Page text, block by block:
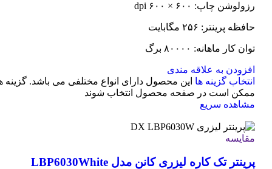
رزولوشن چاپ: ۶۰۰ × ۶۰۰ dpi
حافظه پرینتر: ۲۵۶ مگابایت
توان کار ماهانه: ۸۰۰۰۰ برگ
افزودن به علاقه مندی
انتخاب گزینه ها این محصول دارای انواع مختلفی می باشد. گزینه
ممکن است در صفحه محصول انتخاب شوند
مشاهده سریع
مقایسه
پرینتر تک کاره لیزری کانن مدل LBP6030White